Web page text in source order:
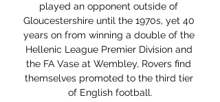
played an opponent outside of
Gloucestershire until the 1970s, yet 40
years on from winning a double of the
Hellenic League Premier Division and
the FA Vase at Wembley, Rovers find
themselves promoted to the third tier
of English football.